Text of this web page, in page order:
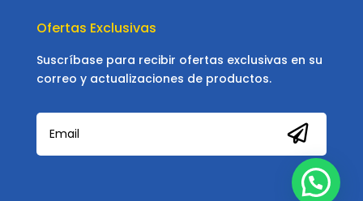
Ofertas Exclusivas
Suscríbase para recibir ofertas exclusivas en su
correo y actualizaciones de productos.